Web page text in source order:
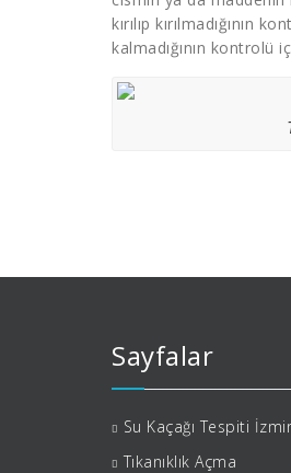
kırılıp
kalmadığının kontrolü
Sayfalar
Su Kaçağı Tespiti İzmir
Tıkanıklık Açma